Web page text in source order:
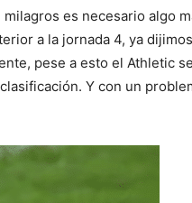
es necesario algo
a la jornada 4, ya
pese a esto el Athletic
Y con un